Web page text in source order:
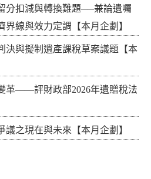
分扣減與轉換難題──兼論遺囑
界線與效力定調【本月企劃】
決與擬制遺產課稅草案議題【本
革——評財政部2026年遺贈稅法
議之現在與未來【本月企劃】